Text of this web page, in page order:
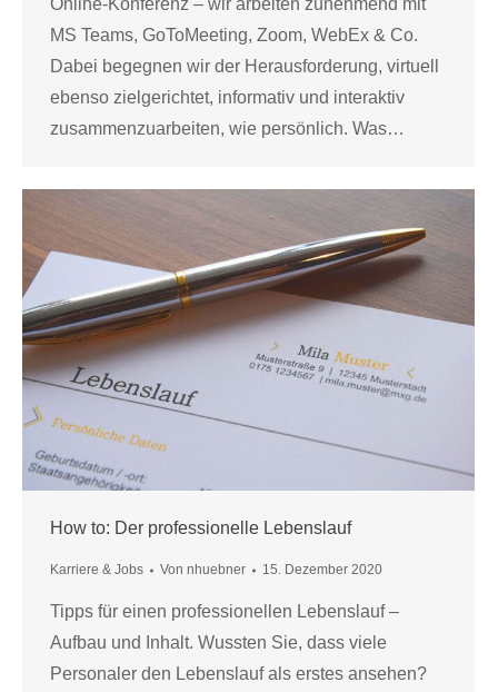
Online-Konferenz – wir arbeiten zunehmend mit
MS Teams, GoToMeeting, Zoom, WebEx & Co.
Dabei begegnen wir der Herausforderung, virtuell
ebenso zielgerichtet, informativ und interaktiv
zusammenzuarbeiten, wie persönlich. Was…
How to: Der professionelle Lebenslauf
Karriere & Jobs Von nhuebner 15. Dezember 2020
Tipps für einen professionellen Lebenslauf –
Aufbau und Inhalt. Wussten Sie, dass viele
Personaler den Lebenslauf als erstes ansehen?